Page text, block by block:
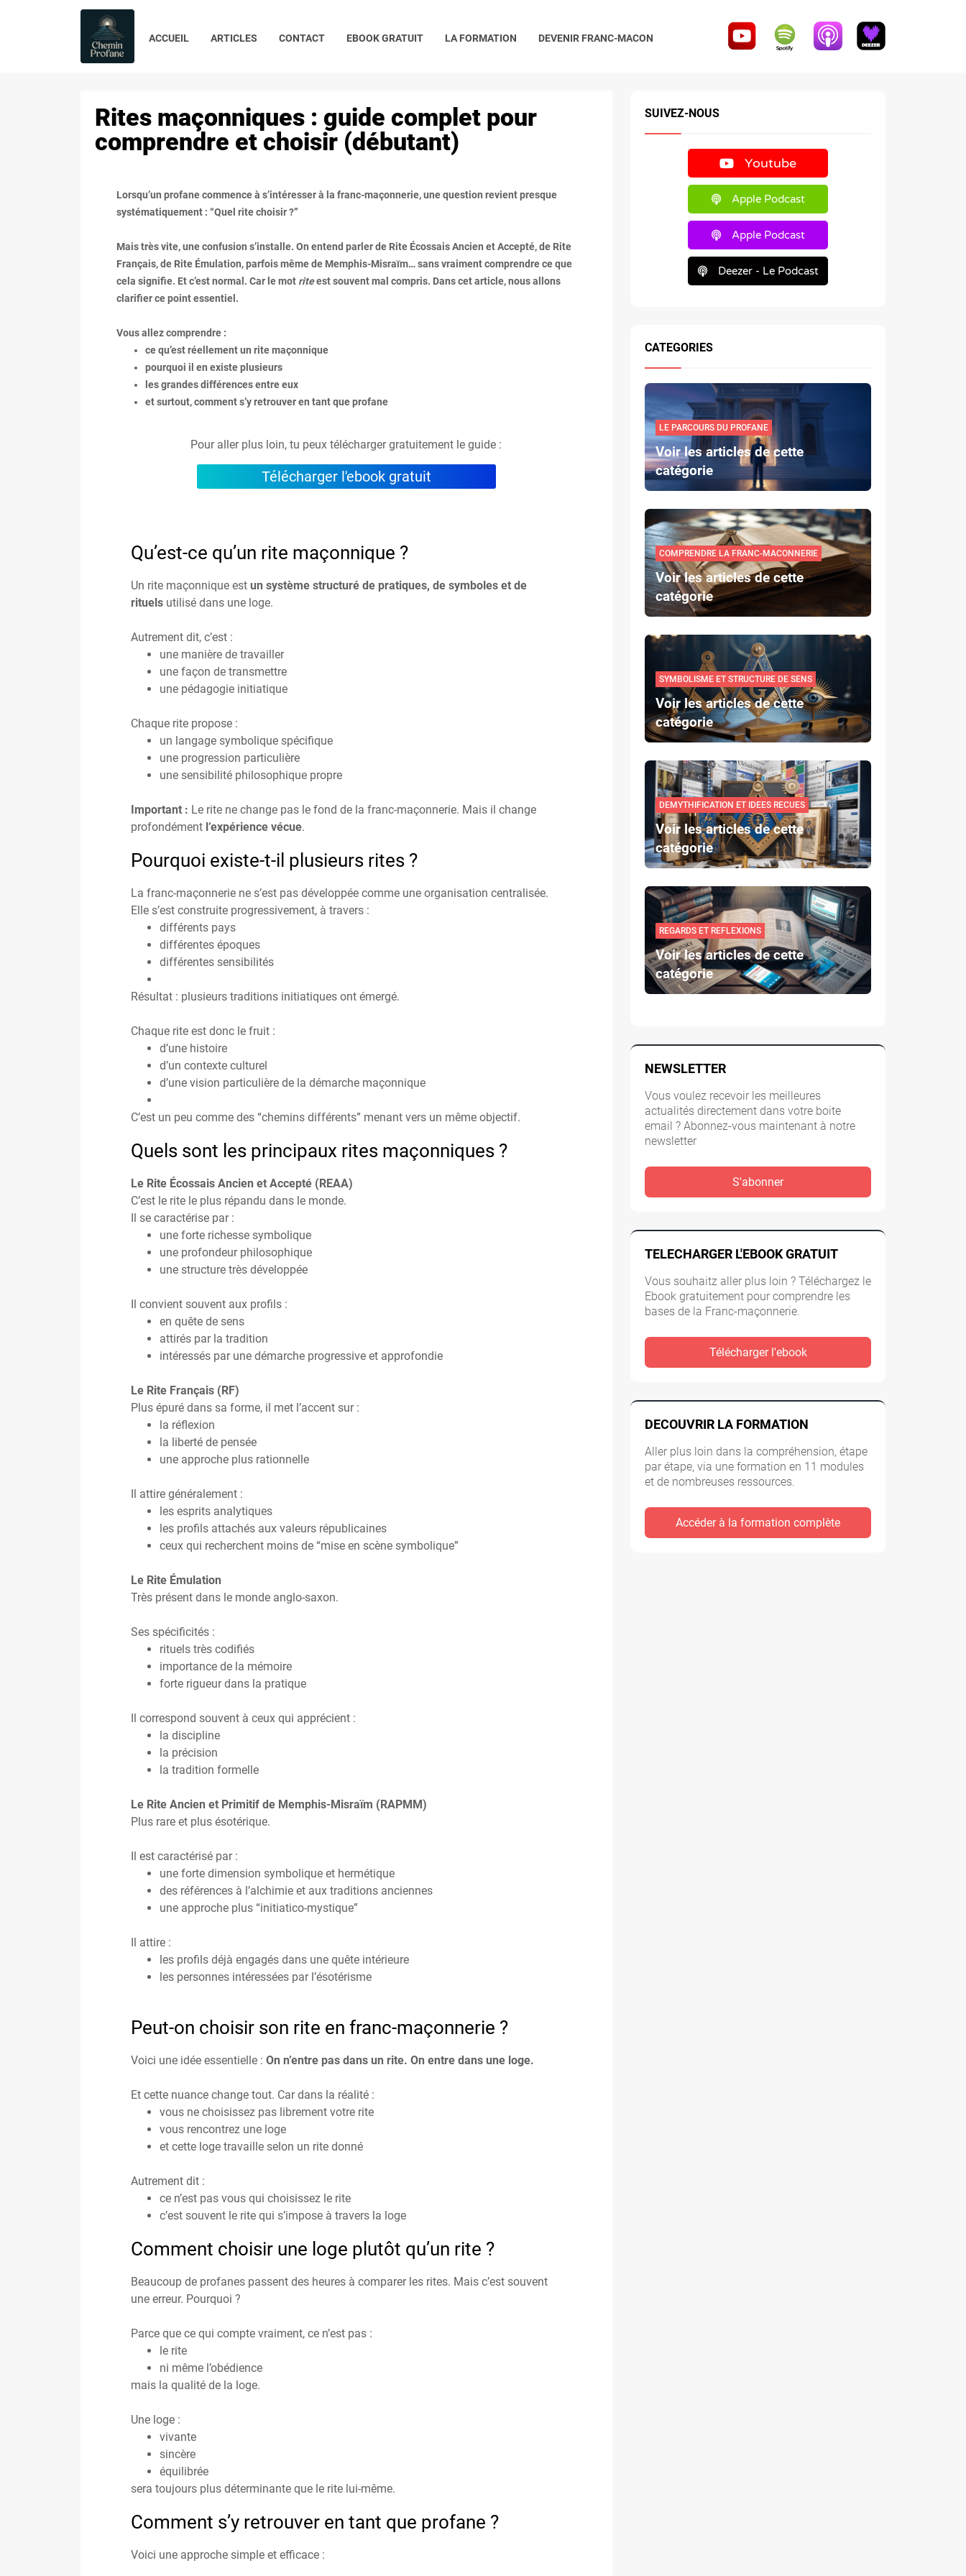
ACCUEIL ARTICLES CONTACT EBOOK GRATUIT LA FORMATION DEVENIR FRANC-MACON
Rites maçonniques : guide complet pour
comprendre et choisir (débutant)
Lorsqu’un profane commence à s’intéresser à la franc-maçonnerie, une question revient presque
systématiquement : “Quel rite choisir ?”
Mais très vite, une confusion s’installe. On entend parler de Rite Écossais Ancien et Accepté, de Rite
Français, de Rite Émulation, parfois même de Memphis-Misraïm… sans vraiment comprendre ce que
cela signifie. Et c’est normal. Car le mot riteest souvent mal compris. Dans cet article, nous allons
clarifier ce point essentiel.
Vous allez comprendre :
ce qu’est réellement un rite maçonnique
pourquoi il en existe plusieurs
les grandes différences entre eux
et surtout, comment s’y retrouver en tant que profane
Pour aller plus loin, tu peux télécharger gratuitement le guide :
Télécharger l'ebook gratuit
Qu’est-ce qu’un rite maçonnique ?
Un rite maçonnique est un système structuré de pratiques, de symboles et de
rituels utilisé dans une loge.
Autrement dit, c’est :
une manière de travailler
une façon de transmettre
une pédagogie initiatique
Chaque rite propose :
un langage symbolique spécifique
une progression particulière
une sensibilité philosophique propre
Important : Le rite ne change pas le fond de la franc-maçonnerie. Mais il change
profondément l’expérience vécue.
Pourquoi existe-t-il plusieurs rites ?
La franc-maçonnerie ne s’est pas développée comme une organisation centralisée.
Elle s’est construite progressivement, à travers :
différents pays
différentes époques
différentes sensibilités
Résultat : plusieurs traditions initiatiques ont émergé.
Chaque rite est donc le fruit :
d’une histoire
d’un contexte culturel
d’une vision particulière de la démarche maçonnique
C’est un peu comme des “chemins différents” menant vers un même objectif.
Quels sont les principaux rites maçonniques ?
Le Rite Écossais Ancien et Accepté (REAA)
C’est le rite le plus répandu dans le monde.
Il se caractérise par :
une forte richesse symbolique
une profondeur philosophique
une structure très développée
Il convient souvent aux profils :
en quête de sens
attirés par la tradition
intéressés par une démarche progressive et approfondie
Le Rite Français (RF)
Plus épuré dans sa forme, il met l’accent sur :
la réflexion
la liberté de pensée
une approche plus rationnelle
Il attire généralement :
les esprits analytiques
les profils attachés aux valeurs républicaines
ceux qui recherchent moins de “mise en scène symbolique”
Le Rite Émulation
Très présent dans le monde anglo-saxon.
Ses spécificités :
rituels très codifiés
importance de la mémoire
forte rigueur dans la pratique
Il correspond souvent à ceux qui apprécient :
la discipline
la précision
la tradition formelle
Le Rite Ancien et Primitif de Memphis-Misraïm (RAPMM)
Plus rare et plus ésotérique.
Il est caractérisé par :
une forte dimension symbolique et hermétique
des références à l’alchimie et aux traditions anciennes
une approche plus “initiatico-mystique”
Il attire :
les profils déjà engagés dans une quête intérieure
les personnes intéressées par l’ésotérisme
Peut-on choisir son rite en franc-maçonnerie ?
Voici une idée essentielle : On n’entre pas dans un rite. On entre dans une loge.
Et cette nuance change tout. Car dans la réalité :
vous ne choisissez pas librement votre rite
vous rencontrez une loge
et cette loge travaille selon un rite donné
Autrement dit :
ce n’est pas vous qui choisissez le rite
c’est souvent le rite qui s’impose à travers la loge
Comment choisir une loge plutôt qu’un rite ?
Beaucoup de profanes passent des heures à comparer les rites. Mais c’est souvent
une erreur. Pourquoi ?
Parce que ce qui compte vraiment, ce n’est pas :
le rite
ni même l’obédience
mais la qualité de la loge.
Une loge :
vivante
sincère
équilibrée
sera toujours plus déterminante que le rite lui-même.
Comment s’y retrouver en tant que profane ?
Voici une approche simple et efficace :
SUIVEZ-NOUS
Youtube
Apple Podcast
Apple Podcast
Deezer - Le Podcast
CATEGORIES
LE PARCOURS DU PROFANE
Voir les articles de cette
catégorie
COMPRENDRE LA FRANC-MACONNERIE
Voir les articles de cette
catégorie
SYMBOLISME ET STRUCTURE DE SENS
Voir les articles de cette
catégorie
DEMYTHIFICATION ET IDEES RECUES
Voir les articles de cette
catégorie
REGARDS ET REFLEXIONS
Voir les articles de cette
catégorie
NEWSLETTER
Vous voulez recevoir les meilleures
actualités directement dans votre boite
email ? Abonnez-vous maintenant à notre
newsletter
S'abonner
TELECHARGER L'EBOOK GRATUIT
Vous souhaitz aller plus loin ? Téléchargez le
Ebook gratuitement pour comprendre les
bases de la Franc-maçonnerie.
Télécharger l'ebook
DECOUVRIR LA FORMATION
Aller plus loin dans la compréhension, étape
par étape, via une formation en 11 modules
et de nombreuses ressources.
Accéder à la formation complète